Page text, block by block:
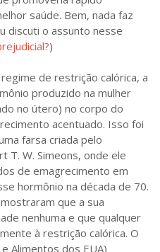
saúde. Bem, nada faz
discuti o assunto nesse
)
de restrição calórica, a
produzido na mulher
no útero) no corpo do
acentuado. Isso foi
farsa criada pelo
T. W. Simeons, onde ele
de emagrecimento em
hormônio na década de 70.
que a sua
nenhuma e que qualquer
à restrição calórica. O
Alimentos dos EUA)